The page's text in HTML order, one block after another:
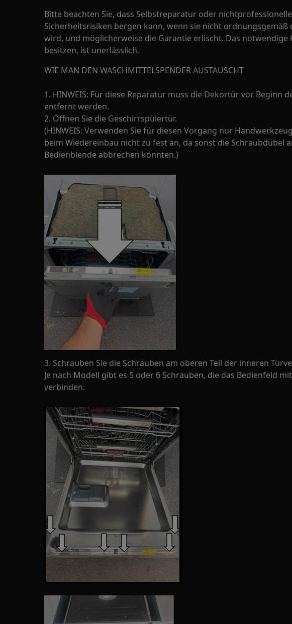
Bitte beachten Sie, dass Selbstreparatur oder
Sicherheitsrisiken bergen kann, wenn sie nicht
wird, und möglicherweise die Garantie erlischt. Das notwendige
besitzen, ist unerlässlich.
WIE MAN DEN WASCHMITTELSPENDER AUSTAUSCHT
1. HINWEIS: Für diese Reparatur muss die Dekortür vor Beginn
entfernt werden.
2. Öffnen Sie die Geschirrspülertür.
(HINWEIS: Verwenden Sie für diesen Vorgang nur
beim Wiedereinbau nicht zu fest an, da sonst die Schraubdübel
Bedienblende abbrechen könnten.)
3. Schrauben Sie die Schrauben am oberen Teil der inneren
Je nach Modell gibt es 5 oder 6 Schrauben, die das Bedienfeld
verbinden.